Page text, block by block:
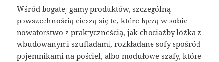
Wśród bogatej gamy produktów, szczególną
powszechnością cieszą się te, które łączą w sobie
nowatorstwo z praktycznością, jak chociażby łóżka z
wbudowanymi szufladami, rozkładane sofy spośród
pojemnikami na pościel, albo modułowe szafy, które